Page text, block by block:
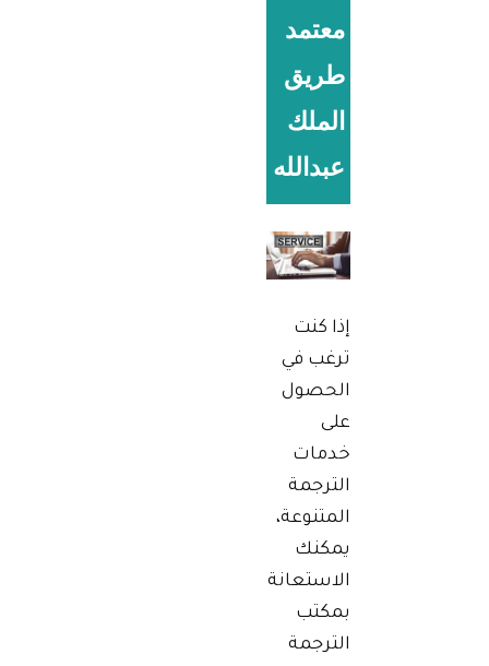
معتمد
طريق
الملك
عبدالله
إذا كنت
ترغب في
الحصول
على
خدمات
الترجمة
المتنوعة،
يمكنك
الاستعانة
بمكتب
الترجمة